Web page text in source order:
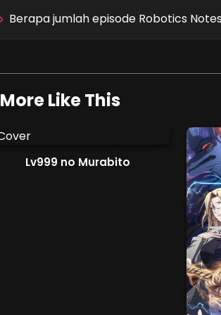
Berapa jumlah episode Robotics
More Like This
Lv999 no Murabito